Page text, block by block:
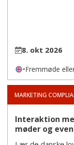
8. okt 2026
•Fremmøde
MARKETING
Interaktion
møder og